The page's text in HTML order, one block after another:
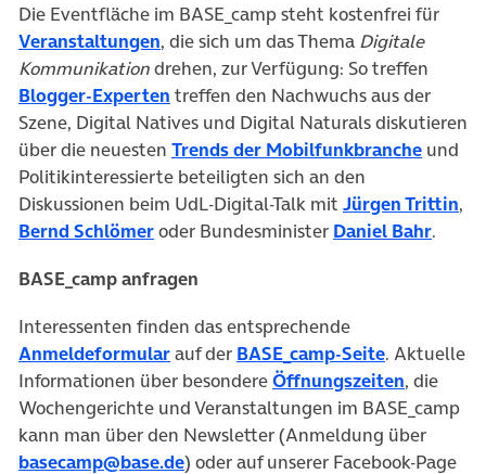
Die Eventfläche im BASE_camp steht kostenfrei für
Veranstaltungen, die sich um das Thema Digitale
Kommunikationdrehen, zur Verfügung: So treffen
Blogger-Experten treffen den Nachwuchs aus der
Szene, Digital Natives und Digital Naturals diskutieren
über die neuesten Trends der Mobilfunkbranche und
Politikinteressierte beteiligten sich an den
Diskussionen beim UdL-Digital-Talk mit Jürgen Trittin,
Bernd Schlömeroder Bundesminister Daniel Bahr.
BASE_camp anfragen
Interessenten finden das entsprechende
Anmeldeformularauf der BASE_camp-Seite. Aktuelle
Informationen über besondereÖffnungszeiten, die
Wochengerichte und Veranstaltungen im BASE_camp
kann man über den Newsletter (Anmeldung über
basecamp@base.de) oder auf unserer Facebook-Page